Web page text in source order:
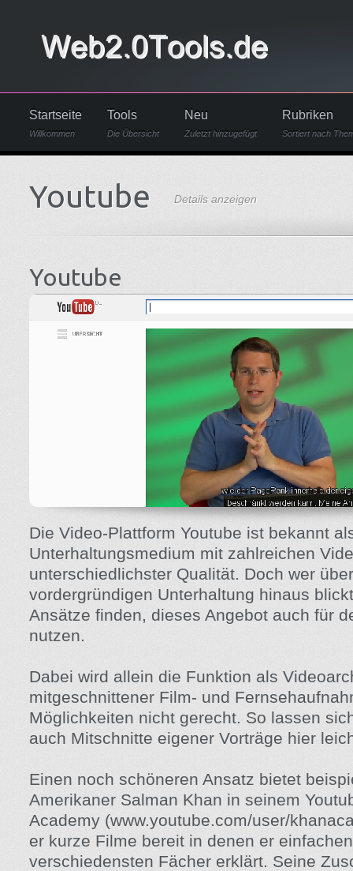
Startseite
Willkommen
Tools
Die Übersicht
Neu
Zuletzt hinzugefügt
Rubriken
Sortiert nach
Youtube Details anzeigen
Youtube
Die Video-Plattform Youtube ist bekannt
Unterhaltungsmedium mit zahlreichen
unterschiedlichster Qualität. Doch wer
vordergründigen Unterhaltung hinaus
Ansätze finden, dieses Angebot auch für
nutzen.
Dabei wird allein die Funktion als
mitgeschnittener Film- und
Möglichkeiten nicht gerecht. So lassen
auch Mitschnitte eigener Vorträge hier
Einen noch schöneren Ansatz bietet
Amerikaner Salman Khan in seinem
Academy (www.youtube.com/user/
er kurze Filme bereit in denen er
verschiedensten Fächer erklärt. Seine